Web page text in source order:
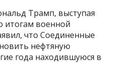
Трамп, выступая
итогам военной
что Соединенные
нефтяную
года находившуюся в